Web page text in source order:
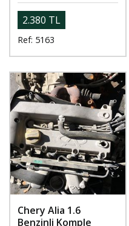
2.380 TL
Ref: 5163
Chery Alia 1.6
Benzinli Komple